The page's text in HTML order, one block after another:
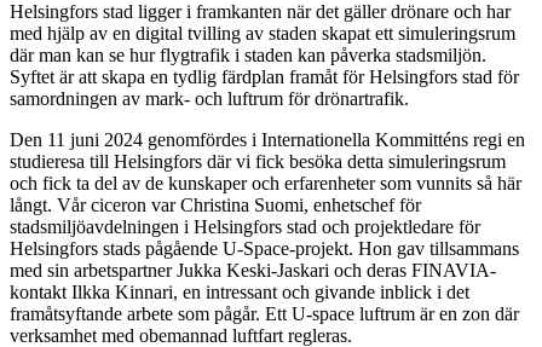
Helsingfors stad ligger i framkanten när det gäller drönare och har
med hjälp av en digital tvilling av staden skapat ett simuleringsrum
där man kan se hur flygtrafik i staden kan påverka stadsmiljön.
Syftet är att skapa en tydlig färdplan framåt för Helsingfors stad för
samordningen av mark- och luftrum för drönartrafik.
Den 11 juni 2024 genomfördes i Internationella Kommitténs regi en
studieresa till Helsingfors där vi fick besöka detta simuleringsrum
och fick ta del av de kunskaper och erfarenheter som vunnits så här
långt. Vår ciceron var Christina Suomi, enhetschef för
stadsmiljöavdelningen i Helsingfors stad och projektledare för
Helsingfors stads pågående U-Space-projekt. Hon gav tillsammans
med sin arbetspartner Jukka Keski-Jaskari och deras FINAVIA-
kontakt Ilkka Kinnari, en intressant och givande inblick i det
framåtsyftande arbete som pågår. Ett U-space luftrum är en zon där
verksamhet med obemannad luftfart regleras.